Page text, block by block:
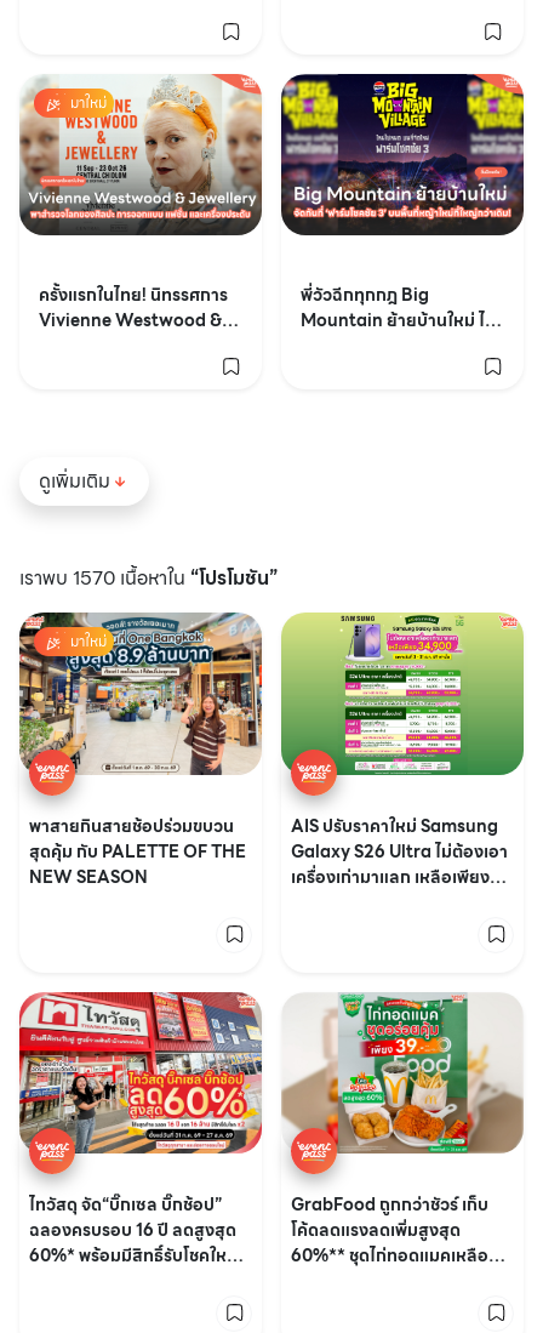
STOREYS SQUARE
มาใหม่
ครั้งแรกในไทย! นิทรรศการ
Vivienne Westwood &
พี่วัวฉีกทุกกฎ Big
Mountain ย้ายบ้านใหม่ ไป
ดูเพิ่มเติม
เราพบ 1570 เนื้อหาใน “โปรโมชัน”
มาใหม่
พาสายกินสายช้อปร่วมขบวน
สุดคุ้ม กับ PALETTE OF THE
NEW SEASON
AIS ปรับราคาใหม่ Samsung
Galaxy S26 Ultra ไม่ต้องเอา
เครื่องเก่ามาแลก เหลือเพียง
ไทวัสดุ จัด“บิ๊กเซล บิ๊กช้อป”
ฉลองครบรอบ 16 ปี ลดสูงสุด
60%* พร้อมมีสิทธิ์รับโชคใหญ่
GrabFood ถูกกว่าชัวร์ เก็บ
โค้ดลดแรงลดเพิ่มสูงสุด
60%** ชุดไก่ทอดแมคเหลือ